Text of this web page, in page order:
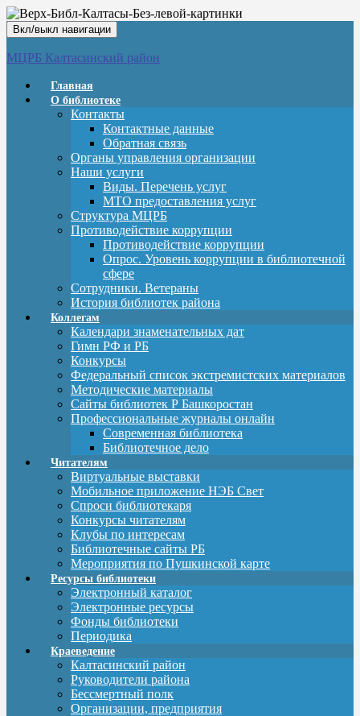
Вкл/выкл навигации
МЦРБ Калтасинский район
Главная
О библиотеке
Контакты
Контактные данные
Обратная связь
Органы управления организации
Наши услуги
Виды. Перечень услуг
МТО предоставления услуг
Структура МЦРБ
Противодействие коррупции
Противодействие коррупции
Опрос. Уровень коррупции в библиотечной
сфере
Сотрудники. Ветераны
История библиотек района
Коллегам
Календари знаменательных дат
Гимн РФ и РБ
Конкурсы
Федеральный список экстремистских материалов
Методические материалы
Сайты библиотек Р Башкоростан
Профессиональные журналы онлайн
Современная библиотека
Библиотечное дело
Читателям
Виртуальные выставки
Мобильное приложение НЭБ Свет
Спроси библиотекаря
Конкурсы читателям
Клубы по интересам
Библиотечные сайты РБ
Мероприятия по Пушкинской карте
Ресурсы библиотеки
Электронный каталог
Электронные ресурсы
Фонды библиотеки
Периодика
Краеведение
Калтасинский район
Руководители района
Бессмертный полк
Организации, предприятия